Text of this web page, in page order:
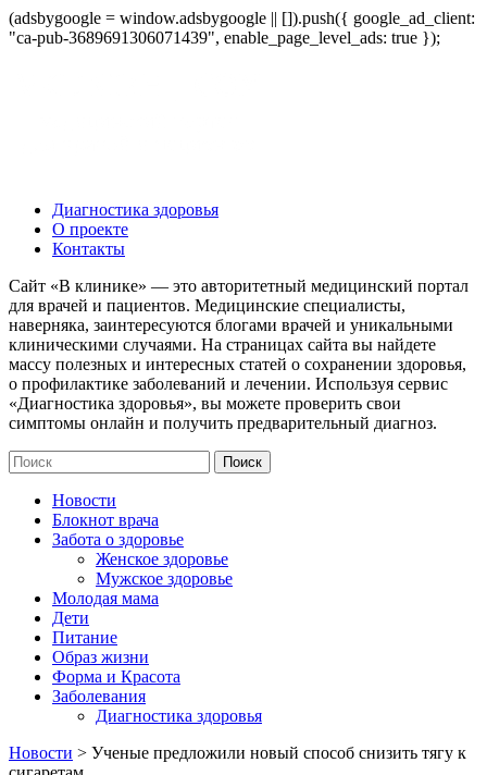
(adsbygoogle = window.adsbygoogle || []).push({ google_ad_client:
"ca-pub-3689691306071439", enable_page_level_ads: true });
Диагностика здоровья
О проекте
Контакты
Сайт «В клинике» — это авторитетный медицинский портал
для врачей и пациентов. Медицинские специалисты,
наверняка, заинтересуются блогами врачей и уникальными
клиническими случаями. На страницах сайта вы найдете
массу полезных и интересных статей о сохранении здоровья,
о профилактике заболеваний и лечении. Используя сервис
«Диагностика здоровья», вы можете проверить свои
симптомы онлайн и получить предварительный диагноз.
Новости
Блокнот врача
Забота о здоровье
Женское здоровье
Мужское здоровье
Молодая мама
Дети
Питание
Образ жизни
Форма и Красота
Заболевания
Диагностика здоровья
Новости > Ученые предложили новый способ снизить тягу к